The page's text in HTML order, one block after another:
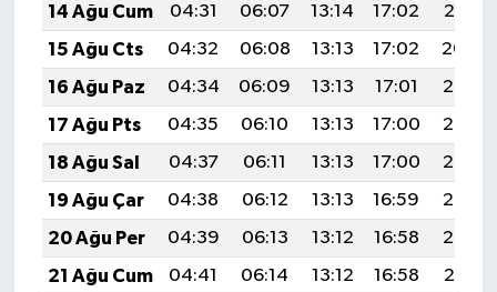
14 Ağu Cum
04:31 06:07 13:14 17:02
20:10
15 Ağu Cts
04:32 06:08 13:13 17:02
20:09
16 Ağu Paz
04:34 06:09 13:13 17:01
20:08
17 Ağu Pts
04:35 06:10 13:13 17:00
20:06
18 Ağu Sal
04:37 06:11 13:13 17:00
20:05
19 Ağu Çar
04:38 06:12 13:13 16:59
20:03
20 Ağu Per
04:39 06:13 13:12 16:58
20:02
21 Ağu Cum
04:41 06:14 13:12 16:58
20:01